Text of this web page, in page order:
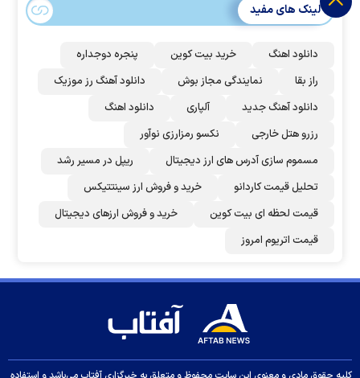
لینک های مفید
دانلود اهنگ خرید بیت کوین
پنجره دوجداره
راز بقا
نمایندگی مجاز بوش
دانلود آهنگ رز‌ موزیک
دانلود آهنگ جدید
آلپاری
دانلود اهنگ
رزرو هتل خارجی
نکسو رمزارزی نوآور
مسموم سازی آدرس های ارز دیجیتال
ریپل در مسیر رشد
تحلیل قیمت کاردانو
خرید و فروش ارز سینتتیکس
قیمت لحظه ای بیت کوین
خرید و فروش ارزهای دیجیتال
قیمت اتریوم امروز